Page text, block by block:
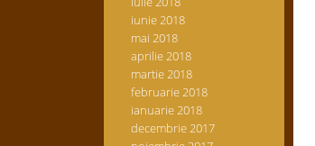
iunie 2018
mai 2018
aprilie 2018
martie 2018
februarie 2018
ianuarie 2018
decembrie 2017